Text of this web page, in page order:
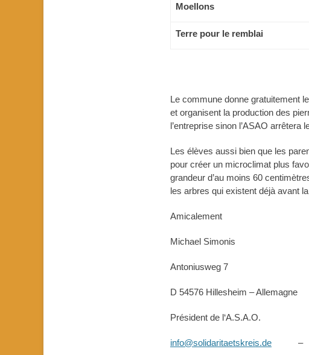
Moellons
Terre pour le remblai
Le commune donne gratuitement
et organisent la production des
l’entreprise sinon l’ASAO arrêtera
Les élèves aussi bien que les
pour créer un microclimat plus
grandeur d’au moins 60
les arbres qui existent déjà avant
Amicalement
Michael Simonis
Antoniusweg 7
D 54576 Hillesheim – Allemagne
Président de l‘A.S.A.O.
info@solidaritaetskreis.de